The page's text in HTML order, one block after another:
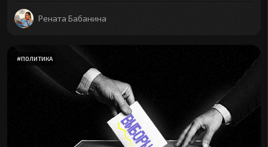
Рената Бабанина
#ПОЛИТИКА